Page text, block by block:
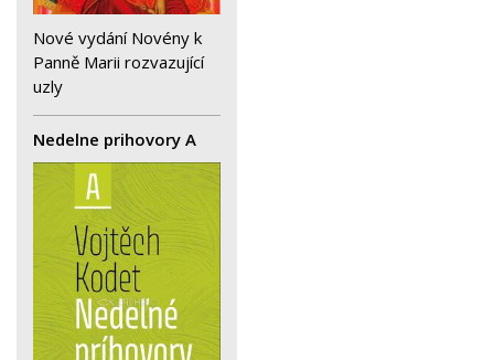
Nové vydání Novény k
Panně Marii rozvazující
uzly
Nedelne prihovory A